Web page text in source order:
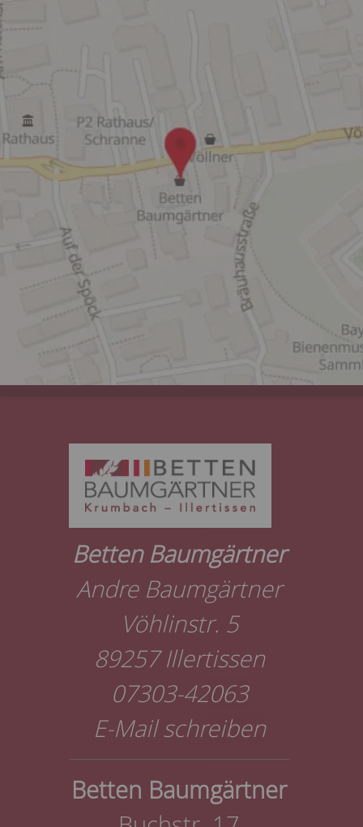
© OpenMapTiles
Betten Baumgärtner
Andre Baumgärtner
Vöhlinstr. 5
89257 Illertissen
07303-42063
E-Mail schreiben
Betten Baumgärtner